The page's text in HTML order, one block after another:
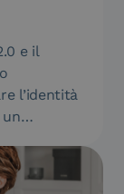
e il
l’identità
un…